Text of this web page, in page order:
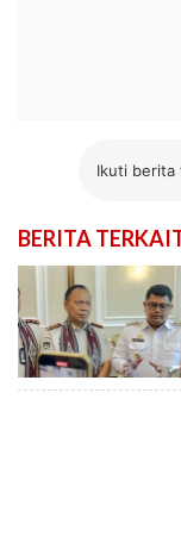
Ikuti berita
BERITA